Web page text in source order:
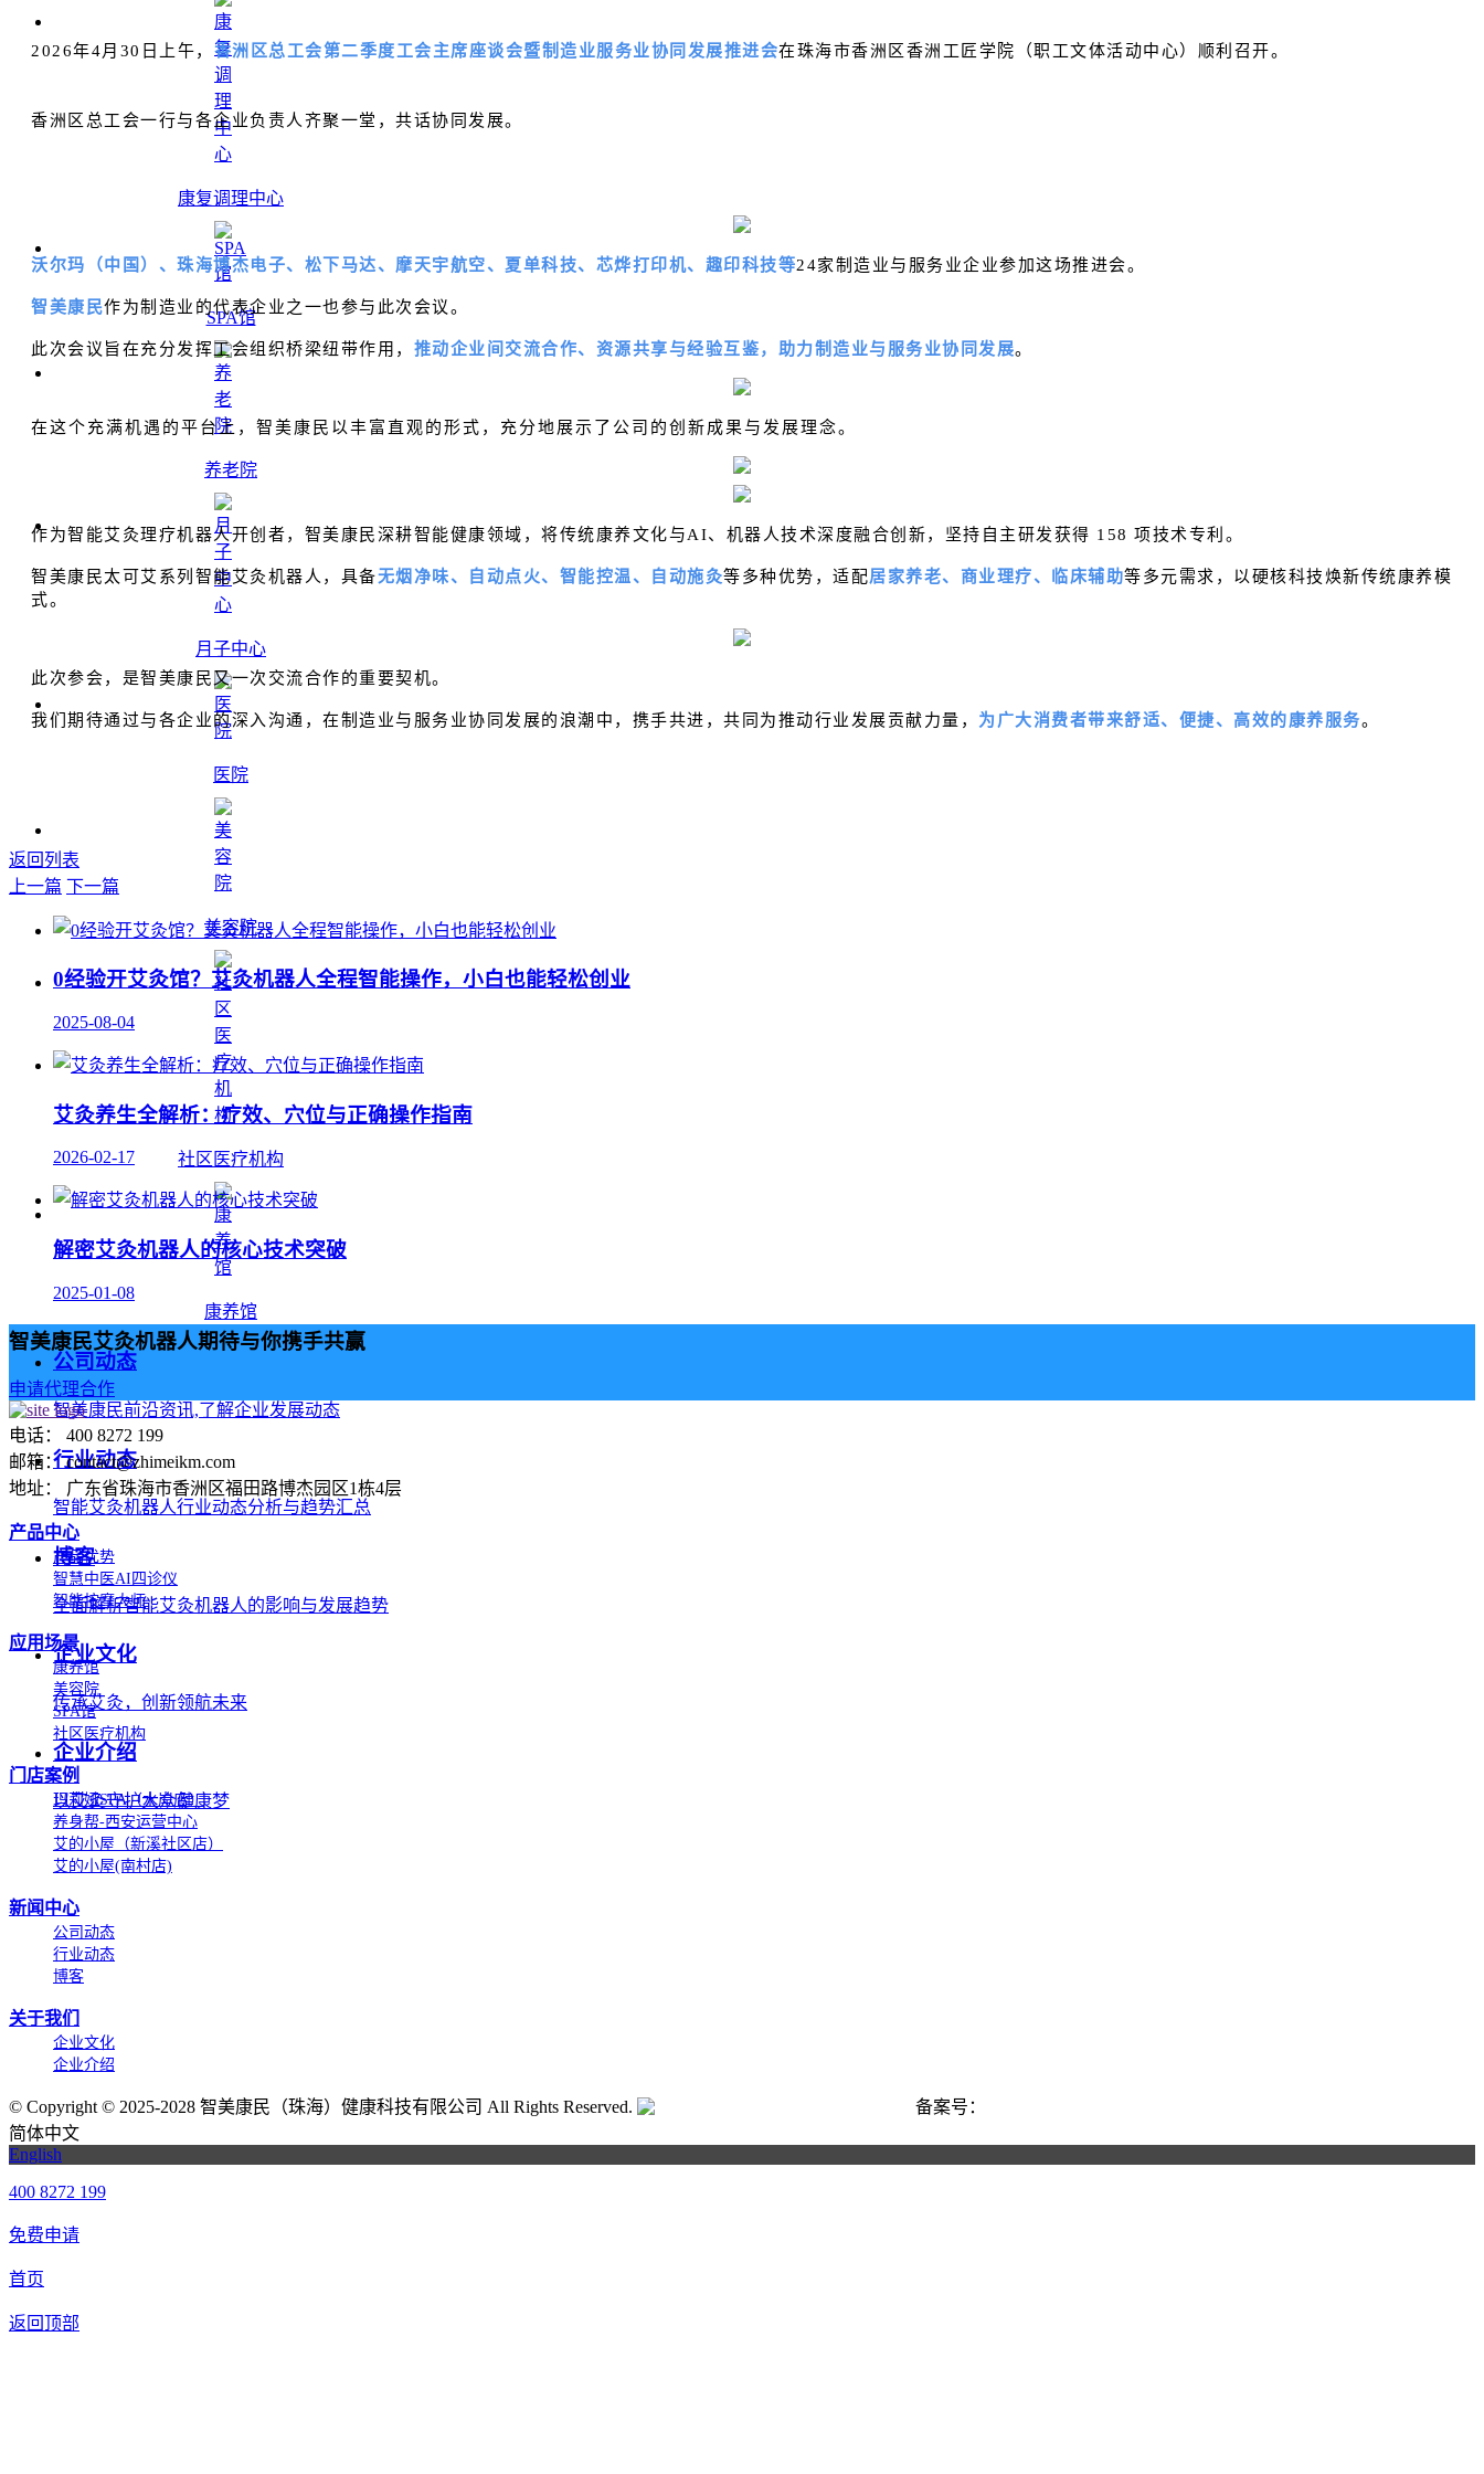
康复调理中心
SPA馆
养老院
月子中心
医院
美容院
社区医疗机构
康养馆
公司动态
智美康民前沿资讯,了解企业发展动态
行业动态
智能艾灸机器人行业动态分析与趋势汇总
博客
全面解析智能艾灸机器人的影响与发展趋势
企业文化
传承艾灸，创新领航未来
企业介绍
以艾灸守护大众健康梦
2026年4月30日上午， 香洲区总工会第二季度工会主席座谈会暨制造业服务业协同发展推进会在珠海市香洲区香洲工匠学院 （职工文体活动中心）顺利召开。
香洲区总工会一行与各企业负责人齐聚一堂，共话协同发展。
沃尔玛（中国）、 珠海博杰电子、松下马达、摩天宇航空、夏单科技、芯烨打印机、 趣印科技等24家制造业与服务业企业参加这场推进会。
智美康民作为制造业的代表企业之一也参与此次会议。
此次会议旨在充分发挥工会组织桥梁纽带作用， 推动企业间交流合作、资源共享与经验互鉴，助力制造业与服务业协同发展。
在这个充满机遇的平台上，智美康民以丰富直观的形式，充分地展示了公司的创新成果与发展理念。
作为智能艾灸理疗机器人开创者，智美康民深耕智能健康领域，将传统康养文化与AI、机器人技术深度融合创新，坚持自主研发获得 158 项技术专利。
智美康民太可艾系列智能艾灸机器人，具备无烟净味、自动点火、智能控温、自动施灸等多种优势， 适配居家养老、商业理疗、临床辅助等多元需求 ，以硬核科技焕新传统康养模
式。
此次参会，是智美康民又一次交流合作的重要契机。
我们期待通过与各企业的深入沟通，在制造业与服务业协同发展的浪潮中，携手共进，共同为推动行业发展贡献力量， 为广大消费者带来舒适、便捷、高效的康养服务。
返回列表
上一篇 下一篇
0经验开艾灸馆？艾灸机器人全程智能操作，小白也能轻松创业
2025-08-04
艾灸养生全解析：疗效、穴位与正确操作指南
2026-02-17
解密艾灸机器人的核心技术突破
2025-01-08
智美康民艾灸机器人期待与你携手共赢
申请代理合作
电话： 400 8272 199
邮箱： contact@zhimeikm.com
地址： 广东省珠海市香洲区福田路博杰园区1栋4层
产品中心
产品优势
智慧中医AI四诊仪
智能按摩大师
应用场景
康养馆
美容院
SPA馆
社区医疗机构
门店案例
玛莉娅SPA（水岸店）
养身帮-西安运营中心
艾的小屋（新溪社区店）
艾的小屋(南村店)
新闻中心
公司动态
行业动态
博客
关于我们
企业文化
企业介绍
© Copyright © 2025-2028 智美康民（珠海）健康科技有限公司 All Rights Reserved. 备案号：
简体中文
English
400 8272 199
免费申请
首页
返回顶部